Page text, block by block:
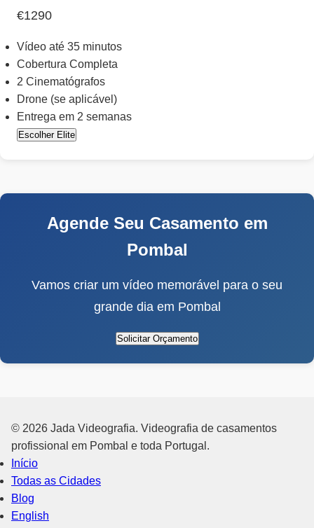
€1290
Vídeo até 35 minutos
Cobertura Completa
2 Cinematógrafos
Drone (se aplicável)
Entrega em 2 semanas
Escolher Elite
Agende Seu Casamento em
Pombal
Vamos criar um vídeo memorável para o seu
grande dia em Pombal
Solicitar Orçamento
© 2026 Jada Videografia. Videografia de casamentos
profissional em Pombal e toda Portugal.
Início
Todas as Cidades
Blog
English